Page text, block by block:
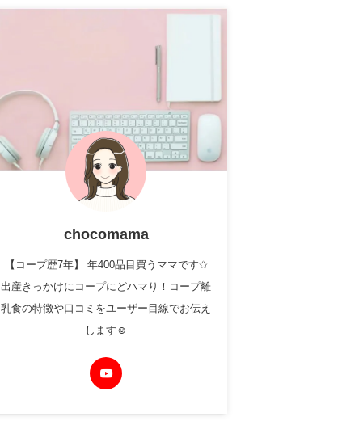
chocomama
【コープ歴7年】 年400品目買うママです✩
出産きっかけにコープにどハマり！コープ離
乳食の特徴や口コミをユーザー目線でお伝え
します☺︎